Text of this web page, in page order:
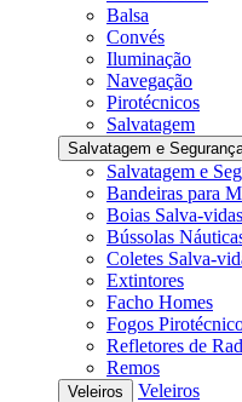
Balsa
Convés
Iluminação
Navegação
Pirotécnicos
Salvatagem
Salvatagem e
Salvatagem e
Bandeiras para
Boias Salva-vidas
Bússolas
Coletes Salva-
Extintores
Facho Homes
Fogos
Refletores de
Remos
Veleiros
Veleiros